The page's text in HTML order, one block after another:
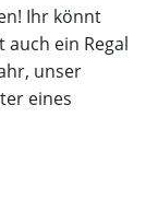
Ihr könnt
auch ein Regal
unser
eines